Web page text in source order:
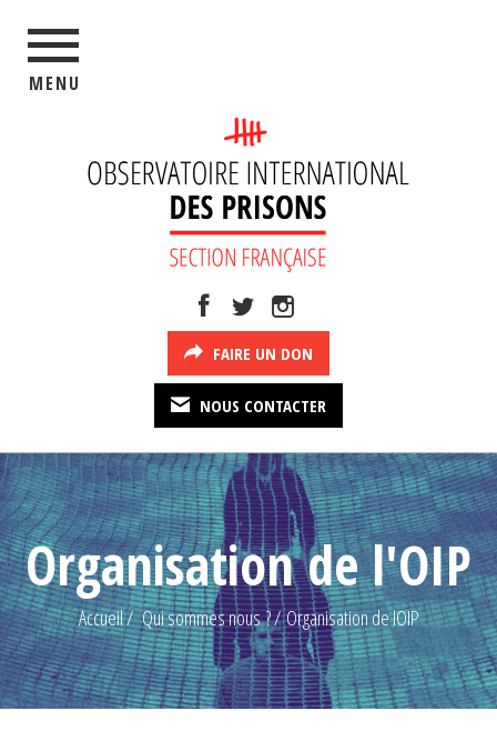
MENU
FAIRE UN DON
NOUS CONTACTER
Organisation de l'OIP
Accueil Qui sommes nous ? Organisation de lOIP